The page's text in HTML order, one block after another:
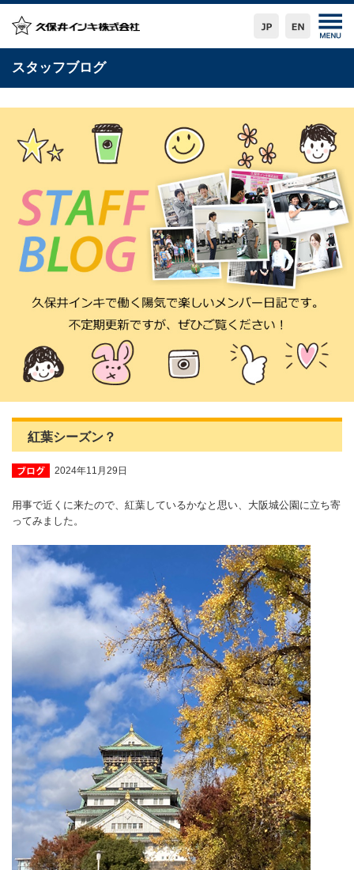
スタッフブログ
紅葉シーズン？
2024年11月29日
用事で近くに来たので、紅葉しているかなと思い、大阪城公園に立ち寄
ってみました。